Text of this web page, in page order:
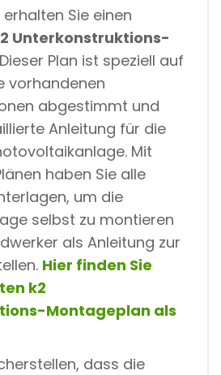
Sie einen
Unterkonstruktions-
Plan ist speziell auf
vorhandenen
abgestimmt und
Anleitung für die
Mit
haben Sie alle
um die
selbst zu montieren
als Anleitung zur
Hier finden Sie
k2
Montageplan als
dass die